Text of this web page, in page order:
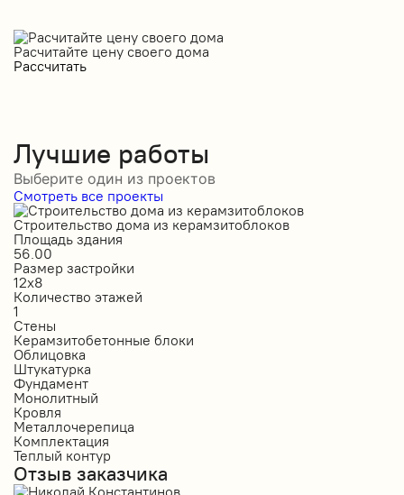
Расчитайте цену своего дома
Рассчитать
Лучшие работы
Выберите один из проектов
Смотреть все проекты
Строительство дома из керамзитоблоков
Площадь здания
56.00
Размер застройки
12х8
Количество этажей
1
Стены
Керамзитобетонные блоки
Облицовка
Штукатурка
Фундамент
Монолитный
Кровля
Металлочерепица
Комплектация
Теплый контур
Отзыв заказчика